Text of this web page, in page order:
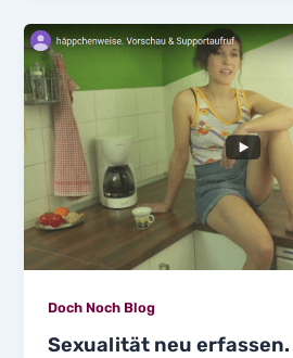
Doch Noch Blog
Sexualität neu